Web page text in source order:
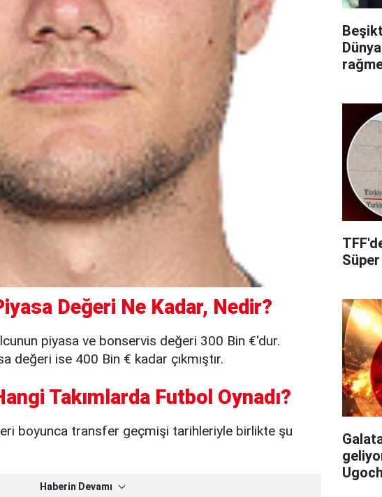
Değeri Ne Kadar, Nedir?
piyasa ve bonservis değeri 300 Bin €'dur.
değeri ise 400 Bin € kadar çıkmıştır.
Takımlarda Futbol Oynadı?
boyunca transfer geçmişi tarihleriyle birlikte şu
Haberin Devamı